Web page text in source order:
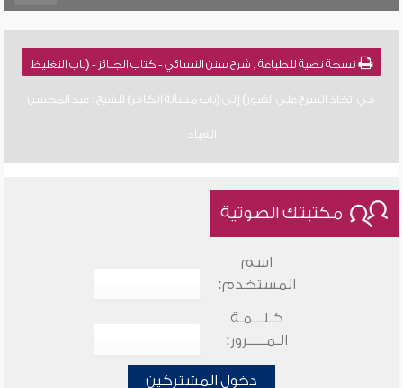
نسخة نصية للطباعة , شرح سنن النسائي - كتاب الجنائز - (باب التغليظ
في اتخاذ السرج على القبور) إلى (باب مسألة الكافر) للشيخ : عبد المحسن
العباد
مكتبتك الصوتية
اسم
المستخدم:
كـلـــمـة
الـمـــــرور:
دخول المشتركين